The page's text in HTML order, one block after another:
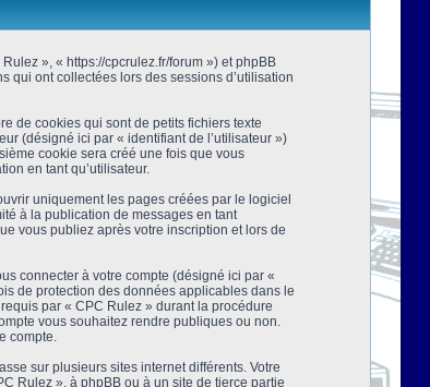
», « https://cpcrulez.fr/forum ») et phpBB
qui ont collectées lors des sessions d’utilisation
de cookies qui sont de petits fichiers texte
(désigné ici par « identifiant de l’utilisateur »)
cookie sera créé une fois que vous
en tant qu’utilisateur.
uniquement les pages créées par le logiciel
à la publication de messages en tant
vous publiez après votre inscription et lors de
connecter à votre compte (désigné ici par «
de protection des données applicables dans le
par « CPC Rulez » durant la procédure
vous souhaitez rendre publiques ou non.
compte.
sur plusieurs sites internet différents. Votre
Rulez », à phpBB ou à un site de tierce partie